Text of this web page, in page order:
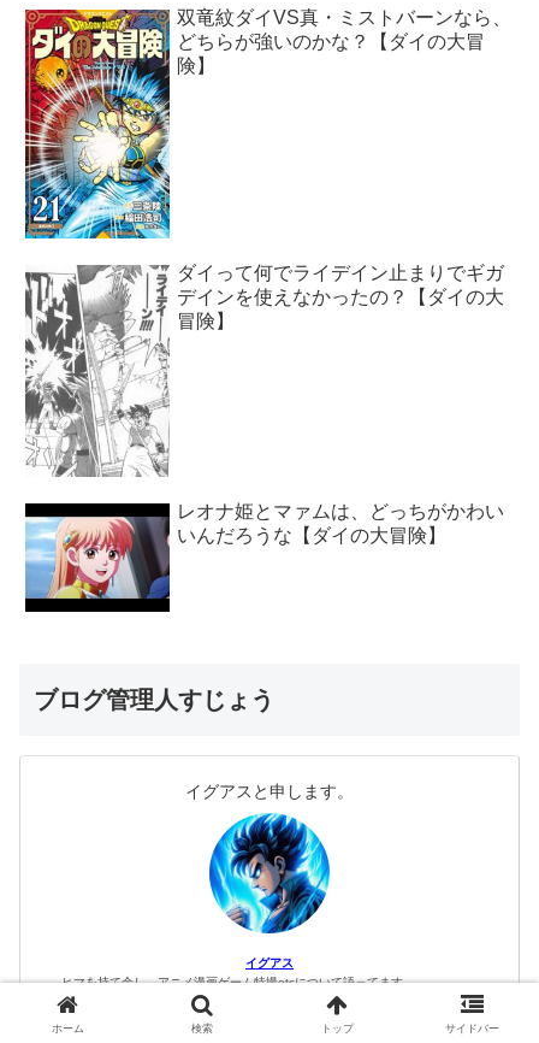
双竜紋ダイVS真・ミストバーンなら、
どちらが強いのかな？【ダイの大冒
険】
ダイって何でライデイン止まりでギガ
デインを使えなかったの？【ダイの大
冒険】
レオナ姫とマァムは、どっちがかわい
いんだろうな【ダイの大冒険】
ブログ管理人すじょう
イグアスと申します。
イグアス
ヒマを持て余し、アニメ漫画ゲーム特撮etcについて語ってます。
読んでくれる人に感謝。
このサイトでは、amazonアフィリエイトとかもやってます。
ホーム 検索 トップ サイドバー